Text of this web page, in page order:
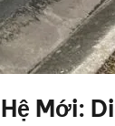
Mới: